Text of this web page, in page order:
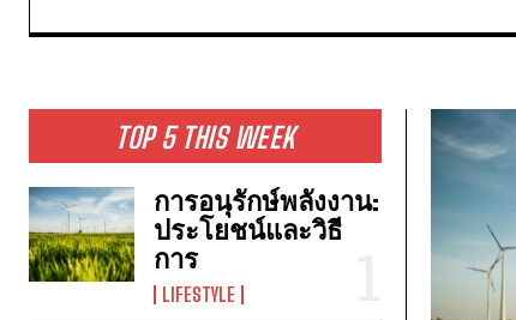
TOP 5 THIS WEEK
การอนุรักษ์พลังงาน:
ประโยชน์และวิธี
การ
LIFESTYLE